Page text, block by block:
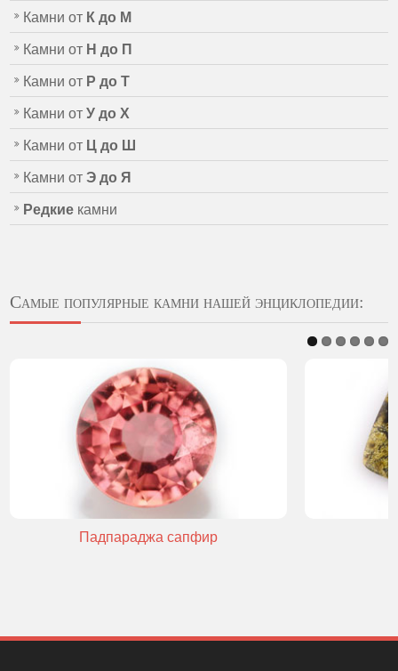
Камни от К до М
Камни от Н до П
Камни от Р до Т
Камни отУ до Х
Камни от Ц до Ш
Камни отЭ до Я
Редкие камни
Самые популярные камни нашей энциклопедии:
Падпараджа сапфир